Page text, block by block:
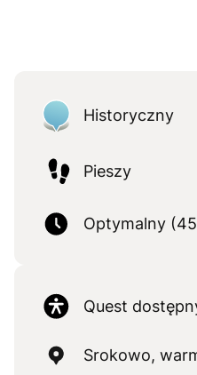
Historyczny
Pieszy
Optymalny
Quest
Srokowo,